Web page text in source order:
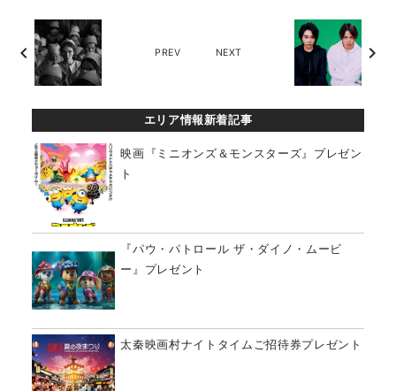
chevron_left PREV NEXT chevron_right
エリア情報新着記事
映画『ミニオンズ＆モンスターズ』プレゼン
ト
『パウ・パトロール ザ・ダイノ・ムービ
ー』プレゼント
太秦映画村ナイトタイムご招待券プレゼント